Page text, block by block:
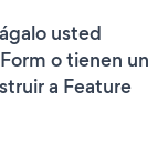
usted
o tienen un
a Feature